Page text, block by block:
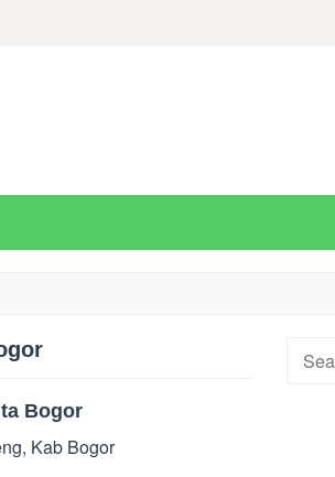
Bogor
Kab Bogor